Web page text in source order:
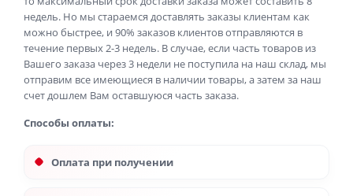
недель. Но мы стараемся доставлять заказы клиентам как
можно быстрее, и 90% заказов клиентов отправляются в
течение первых 2-3 недель. В случае, если часть товаров из
Вашего заказа через 3 недели не поступила на наш склад, мы
отправим все имеющиеся в наличии товары, а затем за наш
счет дошлем Вам оставшуюся часть заказа.
Способы оплаты:
Оплата при получении